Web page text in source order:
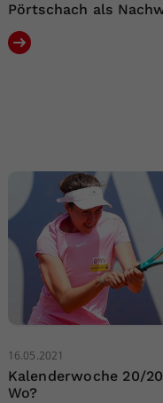
Pörtschach als
16.05.2021
Kalenderwoche 20/
Wo?